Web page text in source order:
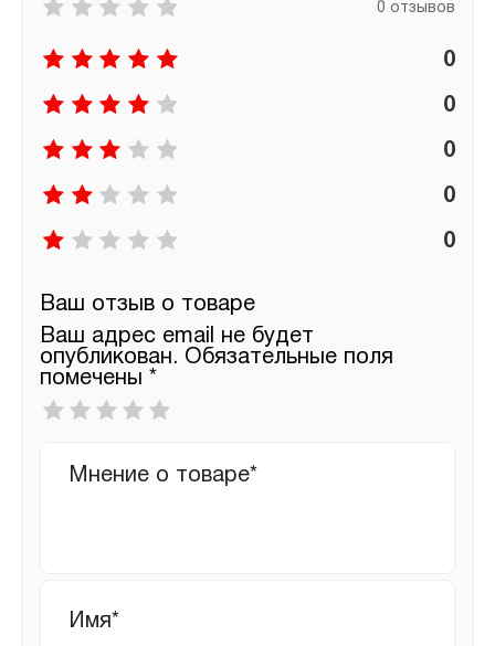
0 отзывов
0
0
0
0
0
Ваш отзыв о товаре
Ваш адрес email не будет
опубликован. Обязательные поля
помечены *
Ваша
оценка
отзыв